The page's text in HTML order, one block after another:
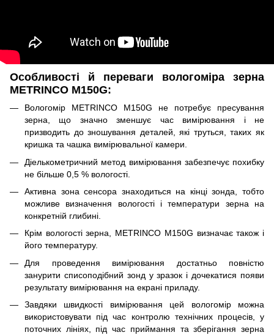
Особливості й переваги вологоміра зерна
METRINCO M150G:
Вологомір METRINCO M150G не потребує пресування
зерна, що значно зменшує час вимірювання і не
призводить до зношування деталей, які труться, таких як
кришка та чашка вимірювальної камери.
Діелькометричний метод вимірювання забезпечує похибку
не більше 0,5 % вологості.
Активна зона сенсора знаходиться на кінці зонда, тобто
можливе визначення вологості і температури зерна на
конкретній глибині.
Крім вологості зерна, METRINCO M150G визначає також і
його температуру.
Для проведення вимірювання достатньо повністю
занурити списоподібний зонд у зразок і дочекатися появи
результату вимірювання на екрані приладу.
Завдяки швидкості вимірювання цей вологомір можна
використовувати під час контролю технічних процесів, у
поточних лініях, під час приймання та зберігання зерна